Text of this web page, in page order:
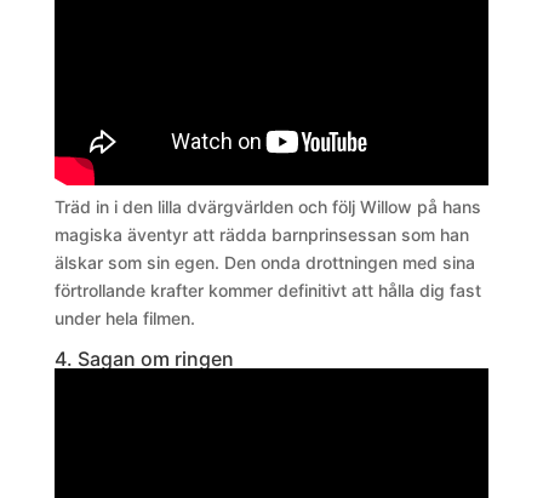
Träd in i den lilla dvärgvärlden och följ Willow på hans
magiska äventyr att rädda barnprinsessan som han
älskar som sin egen. Den onda drottningen med sina
förtrollande krafter kommer definitivt att hålla dig fast
under hela filmen.
4. Sagan om ringen